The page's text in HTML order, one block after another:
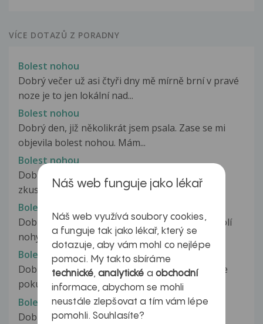
VÍCE DOTAZŮ Z PORADNY
Bolest nohou
Dobrý večer už asi čtyři dny mě mírně brní v pravé
noze je to jen lokální nad...
Bolest nohou
Dobrý den, již několikrát jsem psala. Zase se mi
objevila bolest nohou. Mám...
Bolest nohou
Dobry den,nevim na jake odd. se obrátit a tak
zkusim vas.jiz delší dobu mam...
Bolest nohou
Dobrý den, je mi 20 let a už asi 3 měsíce mně bolí
nohy . Bolest začíná v kyčlích...
Bolest nohou
Dobrý den, studuji na VŠ a vypozoroval jsem, že
pokud mám stresové vypětí -...
Bolest nohou
Dobrý den. Chtěl bych se zeptat.Bolí mě nohy
Náš web funguje jako lékař
Náš web využívá soubory cookies,
a funguje tak jako lékař, který se
dotazuje, aby vám mohl co nejlépe
pomoci. My takto sbíráme
technické,analytické a obchodní
informace, abychom se mohli
neustále zlepšovat a tím vám lépe
pomohli. Souhlasíte?